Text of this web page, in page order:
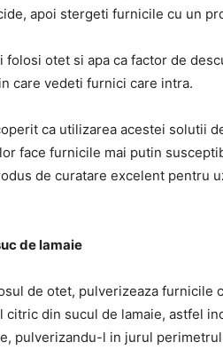
apoi stergeti furnicile cu un
folosi otet si apa ca factor de
care vedeti furnici care intra.
ca utilizarea acestei solutii
face furnicile mai putin
de curatare excelent pentru
de lamaie
de otet, pulverizeaza furnicile
citric din sucul de lamaie, astfel
pulverizandu-l in jurul